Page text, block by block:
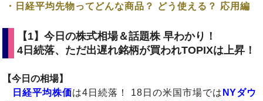
・日経平均先物ってどんな商品？ どう使える？ 応用編
【1】今日の株式相場＆話題株 早わかり！
4日続落、ただ出遅れ銘柄が買われTOPIXは上昇！
【今日の相場】
日経平均株価は4日続落！ 18日の米国市場では NYダウ